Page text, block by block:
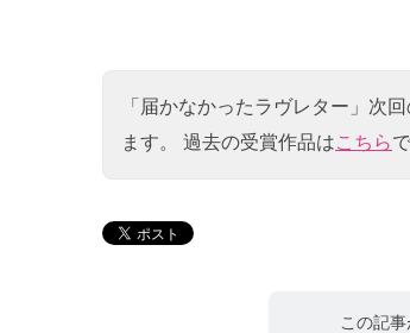
「届かなかったラヴレター」次
ます。 過去の受賞作品はこちら
この記